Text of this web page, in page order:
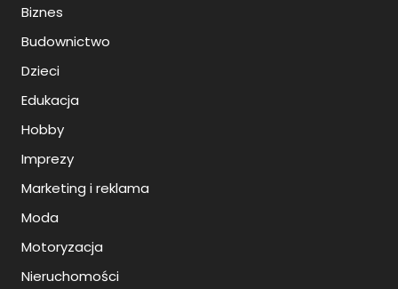
Biznes
Budownictwo
Dzieci
Edukacja
Hobby
Imprezy
Marketing i reklama
Moda
Motoryzacja
Nieruchomości